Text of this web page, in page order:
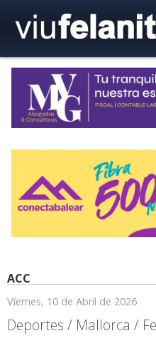
ACC
Viernes, 10 de Abril de 2026
Deportes / Mallorca /